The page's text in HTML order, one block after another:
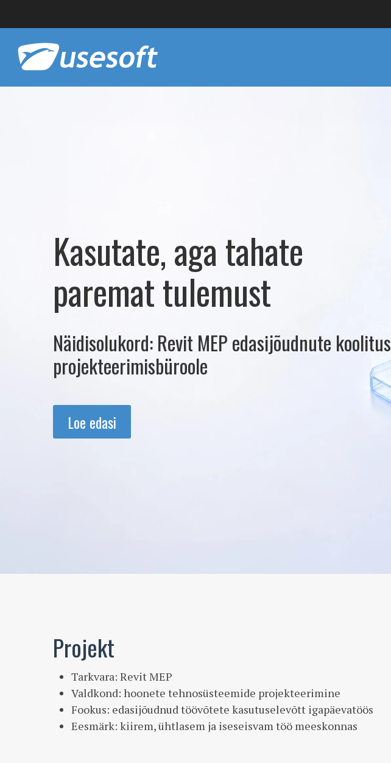
Kasutate, aga tahate
paremat tulemust
Näidisolukord: Revit MEP edasijõudnute koolitus
projekteerimisbüroole
Loe edasi
Projekt
Tarkvara: Revit MEP
Valdkond: hoonete tehnosüsteemide projekteerimine
Fookus: edasijõudnud töövõtete kasutuselevõtt igapäevatöös
Eesmärk: kiirem, ühtlasem ja iseseisvam töö meeskonnas